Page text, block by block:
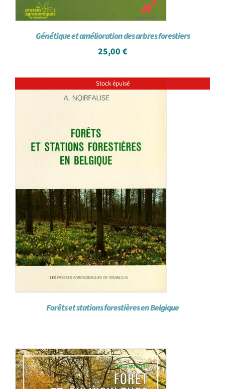
Génétique et amélioration des arbres forestiers
25,00 €
Stock épuisé
Forêts et stations forestières en Belgique